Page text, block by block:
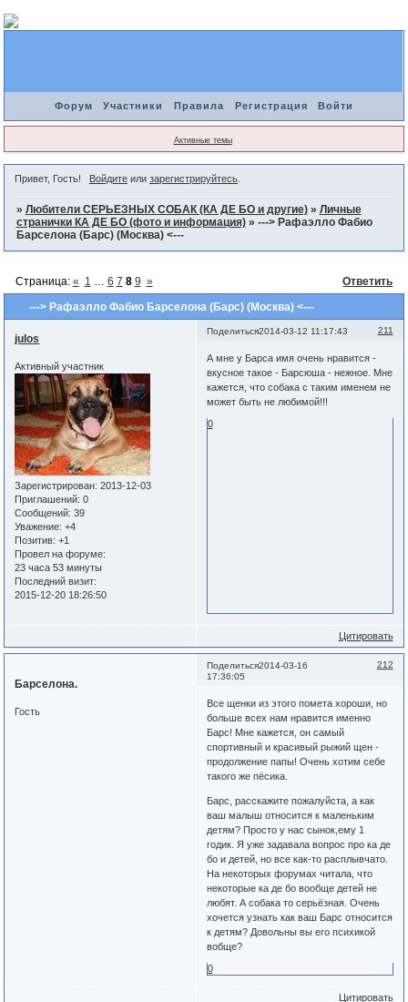
Форум Участники Правила Регистрация Войти
Активные темы
Привет, Гость! Войдитеили зарегистрируйтесь.
» Любители СЕРЬЕЗНЫХ СОБАК (КА ДЕ БО и другие) » Личные
странички КА ДЕ БО (фото и информация) » ---> Рафаэлло Фабио
Барселона (Барс) (Москва) <---
---> Рафаэлло Фабио Барселона (Барс) (Москва) <---
Страница: « 1 6 7 8 9 » Ответить
Поделиться 211
2014-03-12 11:17:43
julos
Активный участник
Зарегистрирован: 2013-12-03
Приглашений: 0
Сообщений: 39
Уважение: +4
Позитив: +1
Провел на форуме:
23 часа 53 минуты
Последний визит:
2015-12-20 18:26:50
А мне у Барса имя очень нравится -
вкусное такое - Барсюша - нежное. Мне
кажется, что собака с таким именем не
может быть не любимой!!!
0
Цитировать
Поделиться 212
2014-03-16
17:36:05
Барселона.
Гость
Все щенки из этого помета хороши, но
больше всех нам нравится именно
Барс! Мне кажется, он самый
спортивный и красивый рыжий щен -
продолжение папы! Очень хотим себе
такого же пёсика.
Барс, расскажите пожалуйста, а как
ваш малыш относится к маленьким
детям? Просто у нас сынок,ему 1
годик. Я уже задавала вопрос про ка де
бо и детей, но все как-то расплывчато.
На некоторых форумах читала, что
некоторые ка де бо вообще детей не
любят. А собака то серьёзная. Очень
хочется узнать как ваш Барс относится
к детям? Довольны вы его психикой
вобще?
0
Цитировать